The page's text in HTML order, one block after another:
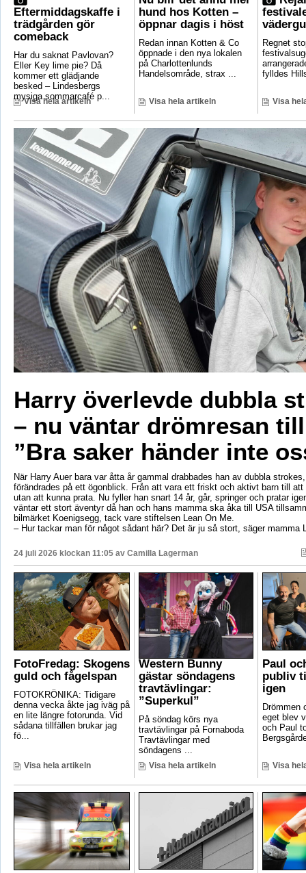
Eftermiddagskaffe i
trädgården gör
comeback
Har du saknat Pavlovan?
Eller Key lime pie? Då
kommer ett glädjande
besked – Lindesbergs
mysiga sommarcafé p...
Visa hela artikeln
hund hos Kotten –
öppnar dagis i höst
Redan innan Kotten & Co
öppnade i den nya lokalen
på Charlottenlunds
Handelsområde, strax ...
Visa hela artikeln
Regnet
fylldes
Visa
Harry överlevde dubbla
– nu väntar drömresan
”Bra saker händer inte
När Harry Auer bara var åtta år gammal drabbades han av dubbla
förändrades på ett ögonblick. Från att vara ett friskt och aktivt barn till
utan att kunna prata. Nu fyller han snart 14 år, går, springer och pratar
väntar ett stort äventyr då han och hans mamma ska åka till USA
bilmärket Koenigsegg, tack vare stiftelsen Lean On Me.
– Hur tackar man för något sådant här? Det är ju så stort, säger mamma
24 juli 2026 klockan 11:05 av Camilla Lagerman
FotoFredag: Skogens
guld och fågelspan
FOTOKRÖNIKA: Tidigare
denna vecka åkte jag iväg på
en lite längre fotorunda. Vid
sådana tillfällen brukar jag
fö...
Visa hela artikeln
Western Bunny
gästar söndagens
travtävlingar:
”Superkul”
På söndag körs nya
travtävlingar på Fornaboda
Travtävlingar med
söndagens ...
Visa hela artikeln
Paul
publiv
igen
Drömmen
eget blev
och Paul
Visa